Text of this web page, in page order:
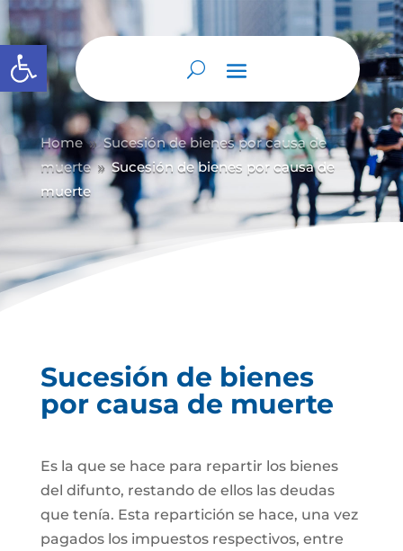
Abrir barra de herramientas
Home 9 Sucesión de bienes por causa de
muerte 9 Sucesión de bienes por causa de
muerte
Sucesión de bienes
por causa de muerte
Es la que se hace para repartir los bienes
del difunto, restando de ellos las deudas
que tenía. Esta repartición se hace, una vez
pagados los impuestos respectivos, entre